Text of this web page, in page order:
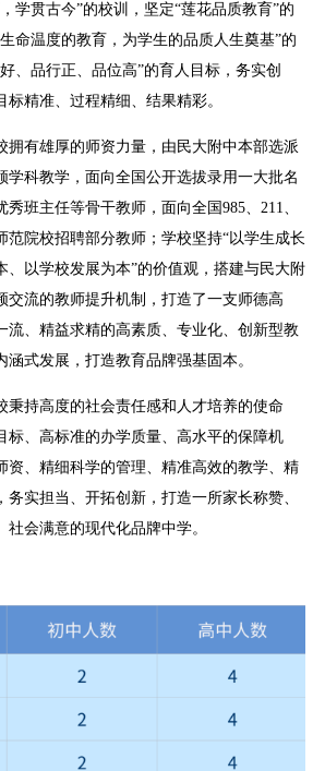
学贯古今”的校训，坚定“莲花品质教育”的
命温度的教育，为学生的品质人生奠基”的
、品行正、品位高”的育人目标，务实创
标精准、过程精细、结果精彩。
拥有雄厚的师资力量，由民大附中本部选派
学科教学，面向全国公开选拔录用一大批名
班主任等骨干教师，面向全国985、211、
范院校招聘部分教师；学校坚持“以学生成长
、以学校发展为本”的价值观，搭建与民大附
交流的教师提升机制，打造了一支师德高
流、精益求精的高素质、专业化、创新型教
涵式发展，打造教育品牌强基固本。
秉持高度的社会责任感和人才培养的使命
标、高标准的办学质量、高水平的保障机
资、精细科学的管理、精准高效的教学、精
务实担当、开拓创新，打造一所家长称赞、
会满意的现代化品牌中学。